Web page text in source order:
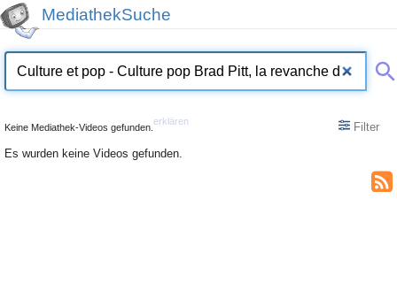
MediathekSuche
Keine Mediathek-Videos gefunden.
erklären
Filter
Es wurden keine Videos gefunden.